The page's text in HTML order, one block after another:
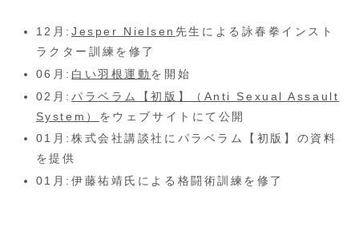
12月:Jesper Nielsen 先生による詠春拳インスト
ラクター訓練を修了
06月: 白い羽根運動 を開始
02月:パラベラム【初版】（Anti Sexual Assault
System） をウェブサイトにて公開
01月:株式会社講談社にパラベラム【初版】の資料
を提供
01月:伊藤祐靖氏による格闘術訓練を修了